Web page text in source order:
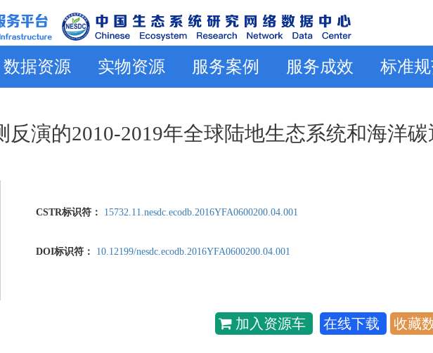
数据资源 实物资源 服务案例 服务成效 标准
反演的2010-2019年全球陆地生态系统和海洋碳
CSTR标识符： 15732.11.nesdc.ecodb.2016YFA0600200.04.001
DOI标识符： 10.12199/nesdc.ecodb.2016YFA0600200.04.001
加入资源车 在线下载 收藏